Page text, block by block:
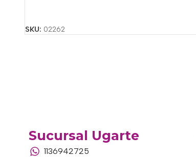
SKU: 02262
Sucursal Ugarte
1136942725